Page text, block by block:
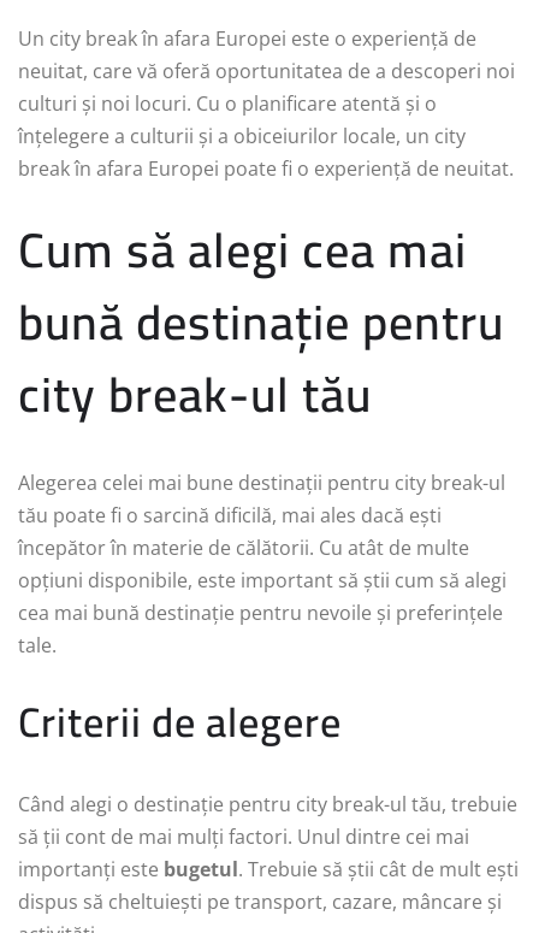
Un city break în afara Europei este o experiență de
neuitat, care vă oferă oportunitatea de a descoperi noi
culturi și noi locuri. Cu o planificare atentă și o
înțelegere a culturii și a obiceiurilor locale, un city
break în afara Europei poate fi o experiență de neuitat.
Cum să alegi cea mai
bună destinație pentru
city break-ul tău
Alegerea celei mai bune destinații pentru city break-ul
tău poate fi o sarcină dificilă, mai ales dacă ești
începător în materie de călătorii. Cu atât de multe
opțiuni disponibile, este important să știi cum să alegi
cea mai bună destinație pentru nevoile și preferințele
tale.
Criterii de alegere
Când alegi o destinație pentru city break-ul tău, trebuie
să ții cont de mai mulți factori. Unul dintre cei mai
importanți este bugetul. Trebuie să știi cât de mult ești
dispus să cheltuiești pe transport, cazare, mâncare și